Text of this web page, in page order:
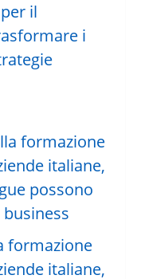
il
i
formazione
italiane,